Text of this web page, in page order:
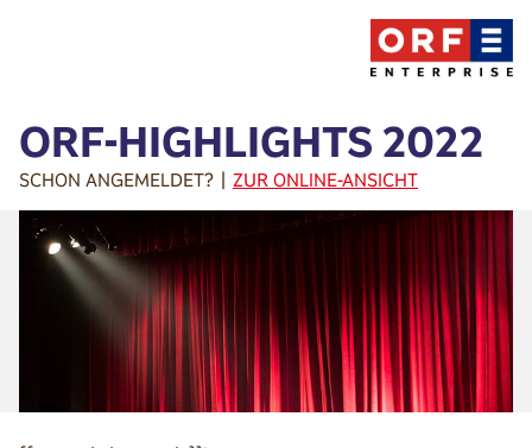
ORF-HIGHLIGHTS 2022
SCHON ANGEMELDET? | ZUR ONLINE-ANSICHT